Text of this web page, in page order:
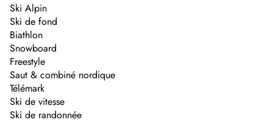
Ski Alpin
Ski de fond
Biathlon
Snowboard
Freestyle
Saut & combiné nordique
Télémark
Ski de vitesse
Ski de randonnée